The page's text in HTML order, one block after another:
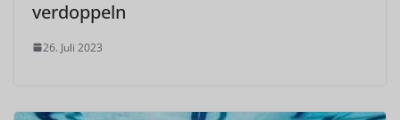
verdoppeln
26. Juli 2023